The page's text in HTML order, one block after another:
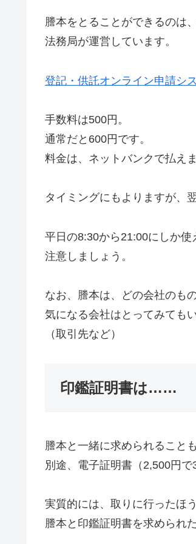
謄本をとることができるのは
法務局が運営しています。
登記・供託オンライン申請シ
手数料は500円。
通常だと600円です。
料金は、ネットバンクで払えま
タイミングにもよりますが、
平日の8:30から21:00にしか使
注意しましょう。
なお、謄本は、どの会社のも
気になる会社はとってみても
（取引先など）
印鑑証明書は……
謄本と一緒に求められること
別途、電子証明書（2,500円
実質的には、取りに行ったほ
謄本と印鑑証明書を求められ